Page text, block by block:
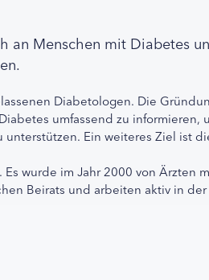
an Menschen mit Diabetes
Diabetologen. Die
umfassend zu
Ein weiteres Ziel ist
wurde im Jahr 2000 von Ärzten
Beirats und arbeiten aktiv in